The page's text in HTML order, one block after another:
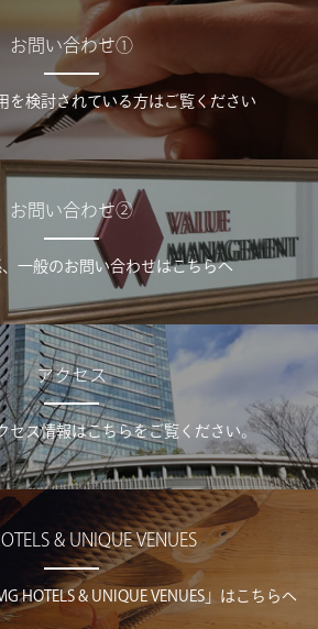
お問い合わせ①
を検討されている方はご覧ください
お問い合わせ②
一般のお問い合わせはこちらへ
アクセス
セス情報はこちらをご覧ください。
& UNIQUE VENUES
HOTELS & UNIQUE VENUES」はこちらへ